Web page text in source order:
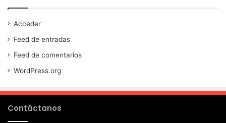
Acceder
Feed de entradas
Feed de comentarios
WordPress.org
Contáctanos